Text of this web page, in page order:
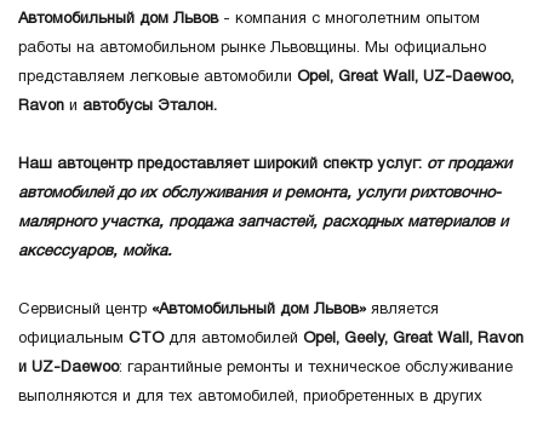
Автомобильный дом Львов- компания с многолетним опытом
работы на автомобильном рынке Львовщины. Мы официально
представляем легковые автомобили Opel, Great Wall, UZ-Daewoo,
Ravon и автобусы Эталон.
Наш автоцентр предоставляет широкий спектр услуг: от продажи
автомобилей до их обслуживания и ремонта, услуги рихтовочно-
малярного участка, продажа запчастей, расходных материалов и
аксессуаров, мойка.
Сервисный центр «Автомобильный дом Львов» является
официальным СТОдля автомобилей Opel, Geely, Great Wall, Ravon
и UZ-Daewoo: гарантийные ремонты и техническое обслуживание
выполняются и для тех автомобилей, приобретенных в других